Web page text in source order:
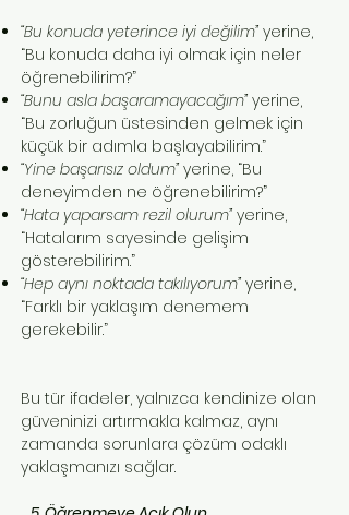
“Bu konuda yeterince iyi değilim” yerine,
“Bu konuda daha iyi olmak için neler
öğrenebilirim?”
“Bunu asla başaramayacağım” yerine,
“Bu zorluğun üstesinden gelmek için
küçük bir adımla başlayabilirim.”
“Yine başarısız oldum” yerine, “Bu
deneyimden ne öğrenebilirim?”
“Hata yaparsam rezil olurum” yerine,
“Hatalarım sayesinde gelişim
gösterebilirim.”
“Hep aynı noktada takılıyorum” yerine,
“Farklı bir yaklaşım denemem
gerekebilir.”
Bu tür ifadeler, yalnızca kendinize olan
güveninizi artırmakla kalmaz, aynı
zamanda sorunlara çözüm odaklı
yaklaşmanızı sağlar.